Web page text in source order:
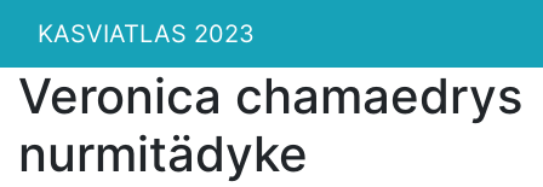
KASVIATLAS 2023
Veronica chamaedrys
nurmitädyke